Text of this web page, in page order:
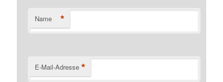
Name *
E-Mail-Adresse *